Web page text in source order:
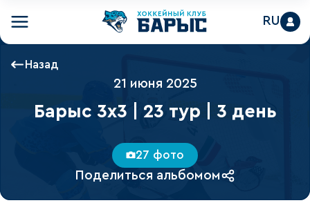
RU
Назад
21 июня 2025
Барыс 3х3 | 23 тур | 3 день
27 фото
Поделиться альбомом